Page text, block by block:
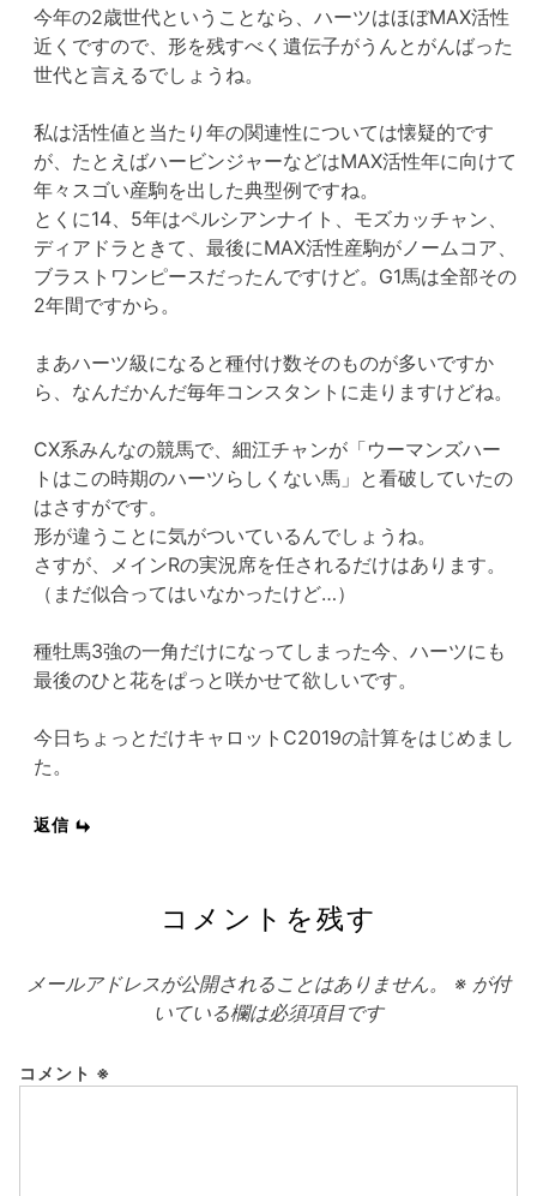
今年の2歳世代ということなら、ハーツはほぼMAX活性
近くですので、形を残すべく遺伝子がうんとがんばった
世代と言えるでしょうね。
私は活性値と当たり年の関連性については懐疑的です
が、たとえばハービンジャーなどはMAX活性年に向けて
年々スゴい産駒を出した典型例ですね。
とくに14、5年はペルシアンナイト、モズカッチャン、
ディアドラときて、最後にMAX活性産駒がノームコア、
ブラストワンピースだったんですけど。G1馬は全部その
2年間ですから。
まあハーツ級になると種付け数そのものが多いですか
ら、なんだかんだ毎年コンスタントに走りますけどね。
CX系みんなの競馬で、細江チャンが「ウーマンズハー
トはこの時期のハーツらしくない馬」と看破していたの
はさすがです。
形が違うことに気がついているんでしょうね。
さすが、メインRの実況席を任されるだけはあります。
（まだ似合ってはいなかったけど…）
種牡馬3強の一角だけになってしまった今、ハーツにも
最後のひと花をぱっと咲かせて欲しいです。
今日ちょっとだけキャロットC2019の計算をはじめまし
た。
返信
コメントを残す
メールアドレスが公開されることはありません。 ※ が付
いている欄は必須項目です
コメント ※